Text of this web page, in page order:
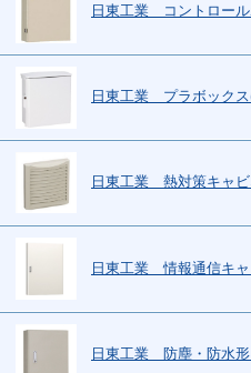
日東工業 コントロール
日東工業 プラボックス
日東工業 熱対策キャビ
日東工業 情報通信キャ
日東工業 防塵・防水